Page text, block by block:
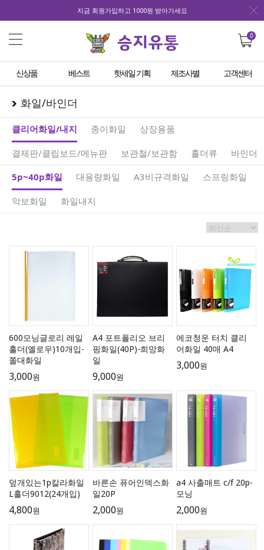
지금 회원가입하고 1000원 받아가세요
0
신상품 베스트 핫세일 기획 제조사별 고객센터
화일/바인더
클리어화일/내지 종이화일 상장용품
결제판/클립보드/메뉴판 보관철/보관함 홀더류
바인더
5p~40p화일
대용량화일 A3비규격화일 스프링화일
악보화일 화일내지
600모닝글로리 레일
홀더(옐로우)10개입-
쫄대화일
3,000원
A4 포트폴리오 브리
핑화일(40P)-희망화
일
9,000원
에코청운 터치 클리
어화일 40매 A4
3,000원
덮개있는1p칼라화일
L홀더9012(24개입)
4,800원
바른손 퓨어인덱스화
일20P
2,000원
a4 사출매트 c/f 20p-
모닝
2,000원